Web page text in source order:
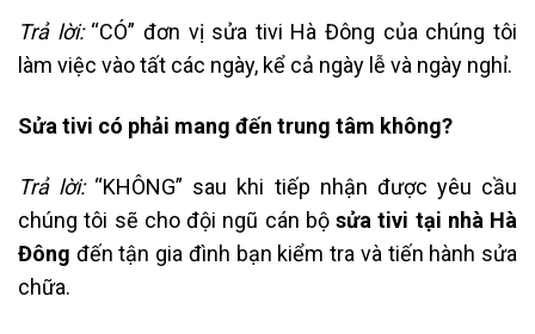
Trả lời:“CÓ” đơn vị sửa tivi Hà Đông của chúng tôi
làm việc vào tất các ngày, kể cả ngày lễ và ngày nghỉ.
Sửa tivi có phải mang đến trung tâm không?
Trả lời:“KHÔNG” sau khi tiếp nhận được yêu cầu
chúng tôi sẽ cho đội ngũ cán bộ sửa tivi tại nhà Hà
Đông đến tận gia đình bạn kiểm tra và tiến hành sửa
chữa.